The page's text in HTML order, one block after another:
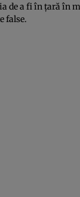
de a fi în ţară în
false.